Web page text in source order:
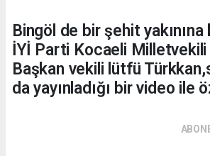
Bingöl de bir şehit
İYİ Parti Kocaeli Milletvekili
Başkan vekili lütfü
da yayınladığı bir video ile